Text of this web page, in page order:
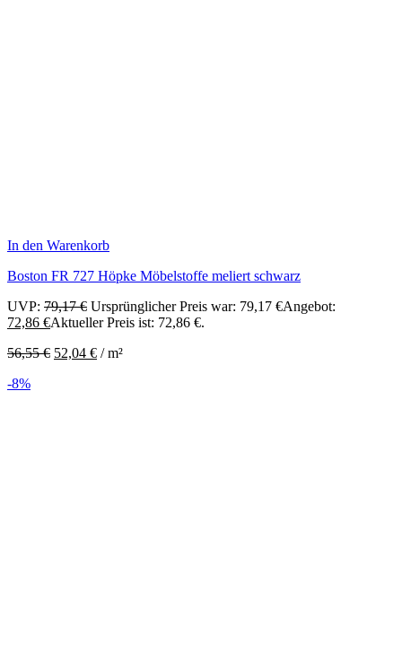
In den Warenkorb
Boston FR 727 Höpke Möbelstoffe meliert schwarz
UVP: 79,17€ Ursprünglicher Preis war: 79,17 €Angebot:
72,86 €Aktueller Preis ist: 72,86 €.
56,55€ 52,04 € /m²
-8%